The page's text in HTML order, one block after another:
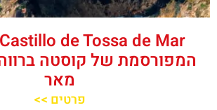
המפורסמת של קוסטה
מאר
פרטים >>